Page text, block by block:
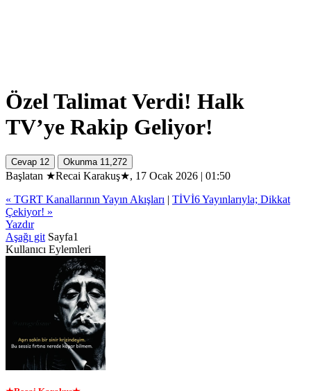
Özel Talimat Verdi! Halk
TV’ye Rakip Geliyor!
Cevap 12 Okunma 11,272
Başlatan ★Recai Karakuş★, 17 Ocak 2026 | 01:50
« TGRT Kanallarının Yayın Akışları
TİVİ6 Yayınlarıyla; Dikkat
Çekiyor! »
Yazdır
Aşağı git Sayfa1
Kullanıcı Eylemleri